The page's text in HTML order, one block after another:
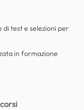
test e selezioni per
in formazione